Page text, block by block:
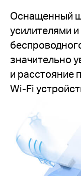
Оснащенный
усилителями
значительно
и расстояние
Wi-Fi